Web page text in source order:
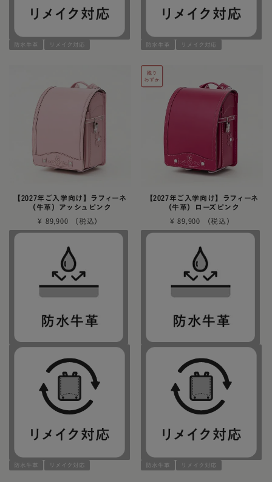
防水牛革 リメイク対応 防水牛革 リメイク対応
【2027年ご入学向け】ラフィーネ
（牛革）アッシュピンク
¥ 89,900
防水牛革 リメイク対応
【2027年ご入学向け】ラフィーネ
（牛革）ローズピンク
¥ 89,900
防水牛革 リメイク対応